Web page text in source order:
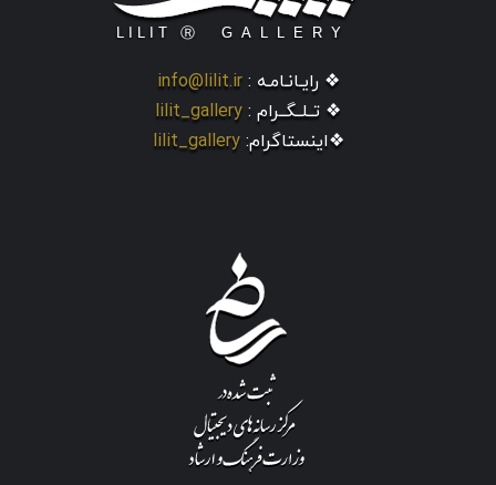
❖ رایـانـامـه : info@lilit.ir
❖ تــلــگــرام : lilit_gallery
❖اینستاگرام: lilit_gallery